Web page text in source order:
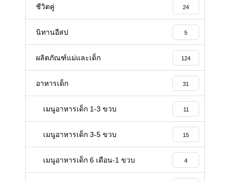
ชีวิตคู่ 24
นิทานอีสป 5
ผลิตภัณฑ์แม่และเด็ก 124
อาหารเด็ก 31
เมนูอาหารเด็ก 1-3 ขวบ 11
เมนูอาหารเด็ก 3-5 ขวบ 15
เมนูอาหารเด็ก 6 เดือน-1 ขวบ 4